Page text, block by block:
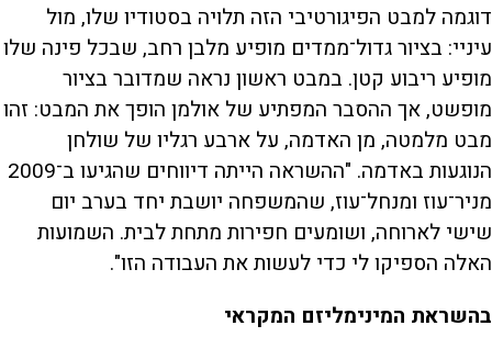
דוגמה למבט הפיגורטיבי הזה תלויה בסטודיו שלו, מול
עיניי: בציור גדול־ממדים מופיע מלבן רחב, שבכל פינה שלו
מופיע ריבוע קטן. במבט ראשון נראה שמדובר בציור
מופשט, אך ההסבר המפתיע של אולמן הופך את המבט: זהו
מבט מלמטה, מן האדמה, על ארבע רגליו של שולחן
הנוגעות באדמה. "ההשראה הייתה דיווחים שהגיעו ב־2009
מניר־עוז ומנחל־עוז, שהמשפחה יושבת יחד בערב יום
שישי לארוחה, ושומעים חפירות מתחת לבית. השמועות
האלה הספיקו לי כדי לעשות את העבודה הזו".
בהשראת המינימליזם המקראי